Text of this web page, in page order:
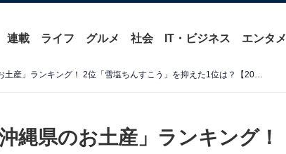
連載 ライフ グルメ 社会 IT・ビジネス エンタメ
見た目がかわいいと思う「沖縄県のお土産」ランキング！ 2位「雪塩ちんすこう」を抑えた1位は？【2026年調査】
縄県のお土産」ランキング！